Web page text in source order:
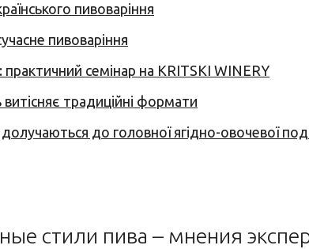
пивоваріння
пивоваріння
семінар на KRITSKI WINERY
традиційні формати
до головної ягідно-овочевої
стили пива – мнения